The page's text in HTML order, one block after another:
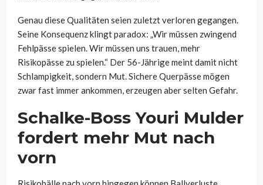
Genau diese Qualitäten seien zuletzt verloren gegangen.
Seine Konsequenz klingt paradox: „Wir müssen zwingend
Fehlpässe spielen. Wir müssen uns trauen, mehr
Risikopässe zu spielen.“ Der 56-Jährige meint damit nicht
Schlampigkeit, sondern Mut. Sichere Querpässe mögen
zwar fast immer ankommen, erzeugen aber selten Gefahr.
Schalke-Boss Youri Mulder
fordert mehr Mut nach
vorn